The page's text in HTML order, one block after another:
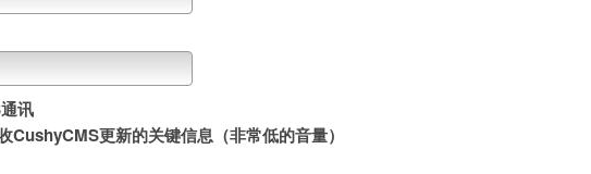
讯
CushyCMS更新的关键信息（非常低的音量）